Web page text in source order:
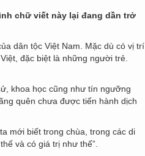
chữ viết này lại đang dần trở
dân tộc Việt Nam. Mặc dù có vị trí
đặc biệt là những người trẻ.
khoa học cũng như tín ngưỡng
quên chưa được tiến hành dịch
mới biết trong chùa, trong các di
và có giá trị như thế”.